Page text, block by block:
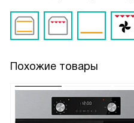
Похожие товары